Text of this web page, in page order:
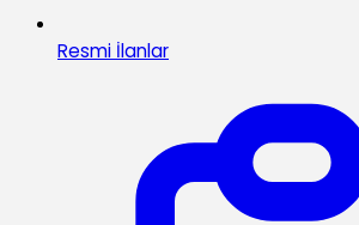
Resmi İlanlar